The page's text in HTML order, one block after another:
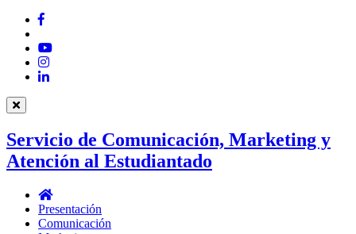
Facebook
YouTube
Instagram
LinkedIn
Servicio de Comunicación, Marketing y
Atención al Estudiantado
Servicio
de
Comunicación,
Presentación
Comunicación